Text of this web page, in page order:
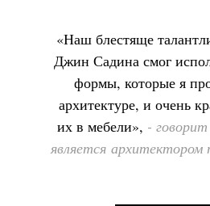
«Наш блестяще
Джин Садина смог
формы, которые я
архитектуре, и очень
их в мебели», -
является архитектором